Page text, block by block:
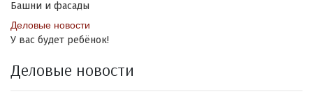
Башни и фасады
Деловые новости
У вас будет ребёнок!
Деловые новости